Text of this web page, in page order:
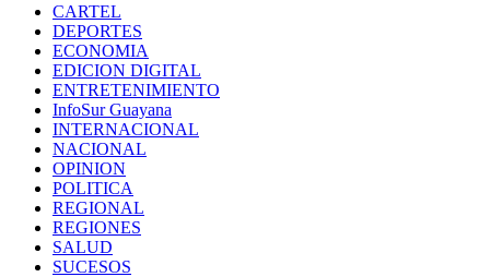
CARTEL
DEPORTES
ECONOMIA
EDICION DIGITAL
ENTRETENIMIENTO
InfoSur Guayana
INTERNACIONAL
NACIONAL
OPINION
POLITICA
REGIONAL
REGIONES
SALUD
SUCESOS